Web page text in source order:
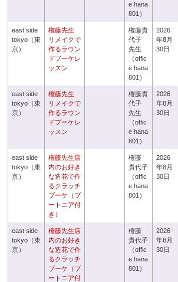
e hana
801）
east side
tokyo（東
京）
権藤先生
リメイクで
作るラウン
ドブーケレ
ッスン
権藤貴
代子
先生
（offic
e hana
801）
2026
年8月
30日
east side
tokyo（東
京）
権藤先生
リメイクで
作るラウン
ドブーケレ
ッスン
権藤貴
代子
先生
（offic
e hana
801）
2026
年8月
30日
east side
tokyo（東
京）
権藤先生店
内のお好き
な造花で作
るクラッチ
ブーケ（ブ
ートニア付
き）
権藤
貴代子
（offic
e hana
801）
2026
年8月
30日
east side
tokyo（東
京）
権藤先生店
内のお好き
な造花で作
るクラッチ
ブーケ（ブ
ートニア付
権藤
貴代子
（offic
e hana
801）
2026
年8月
30日